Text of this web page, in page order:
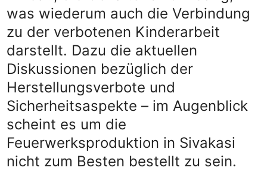
was wiederum auch die Verbindung
zu der verbotenen Kinderarbeit
darstellt. Dazu die aktuellen
Diskussionen bezüglich der
Herstellungsverbote und
Sicherheitsaspekte – im Augenblick
scheint es um die
Feuerwerksproduktion in Sivakasi
nicht zum Besten bestellt zu sein.